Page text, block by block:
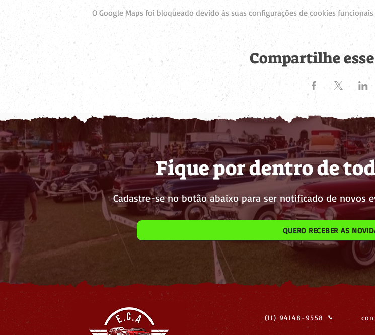
O Google Maps foi bloqueado devido às suas configurações de cookies funcionais
Compartilhe
QUERO RECEBER AS
Cadastre-se no botão abaixo para ser notificado de novos
Fique por dentro de
(11) 94148-9558